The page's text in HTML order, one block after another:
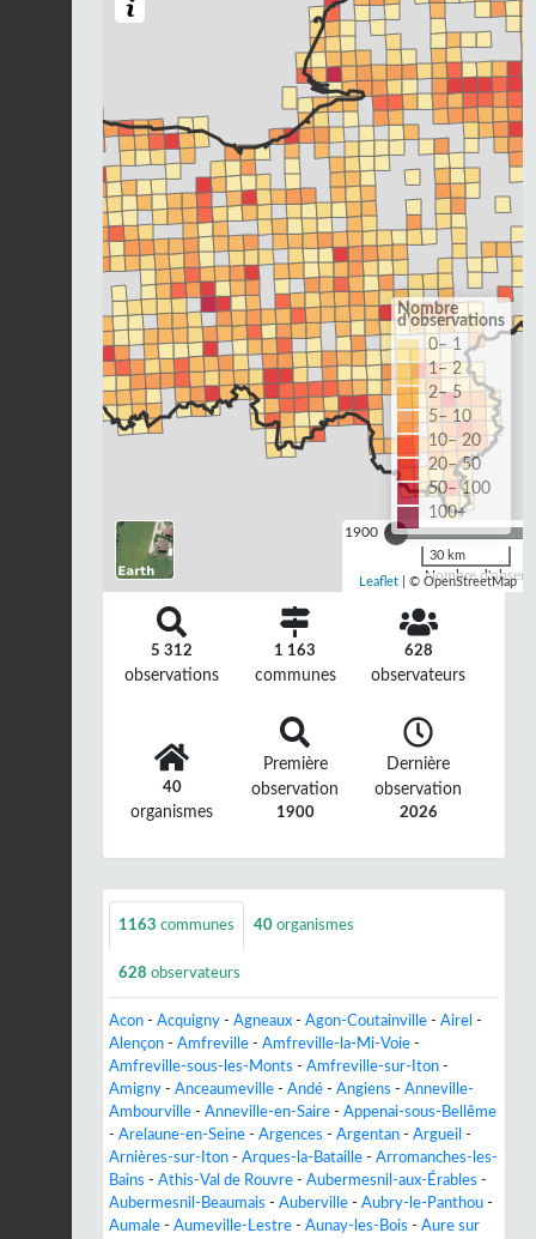
1900
Nombre
Nombre
d'observations
0– 1
1– 2
2– 5
5– 10
10– 20
20– 50
50– 100
100+
30 km
Leaflet | © OpenStreetMap
5 312
observations
1 163
communes
628
observateurs
40
organismes
Première
observation
1900
Dernière
observation
2026
1163 communes 40 organismes
628 observateurs
Acon - Acquigny - Agneaux - Agon-Coutainville - Airel -
Alençon - Amfreville - Amfreville-la-Mi-Voie -
Amfreville-sous-les-Monts - Amfreville-sur-Iton -
Amigny - Anceaumeville - Andé - Angiens - Anneville-
Ambourville - Anneville-en-Saire - Appenai-sous-Bellême
- Arelaune-en-Seine - Argences - Argentan - Argueil -
Arnières-sur-Iton - Arques-la-Bataille - Arromanches-les-
Bains - Athis-Val de Rouvre - Aubermesnil-aux-Érables -
Aubermesnil-Beaumais - Auberville - Aubry-le-Panthou -
Aumale - Aumeville-Lestre - Aunay-les-Bois - Aure sur